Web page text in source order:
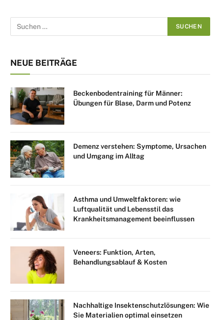
NEUE BEITRÄGE
Beckenbodentraining für Männer:
Übungen für Blase, Darm und Potenz
Demenz verstehen: Symptome, Ursachen
und Umgang im Alltag
Asthma und Umweltfaktoren: wie
Luftqualität und Lebensstil das
Krankheitsmanagement beeinflussen
Veneers: Funktion, Arten,
Behandlungsablauf & Kosten
Nachhaltige Insektenschutzlösungen: Wie
Sie Materialien optimal einsetzen